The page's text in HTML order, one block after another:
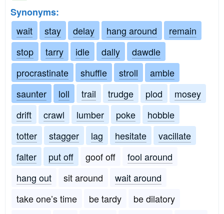
Synonyms:
wait
stay delay hang around
remain
stop
tarry idle dally
dawdle
procrastinate
shuffle stroll
amble
saunter
loll trail trudge plod
mosey
drift
crawl lumber poke
hobble
totter
stagger lag hesitate
vacillate
falter
put off goof off
fool around
hang out
sit around
wait around
take one’s time
be tardy
be dilatory